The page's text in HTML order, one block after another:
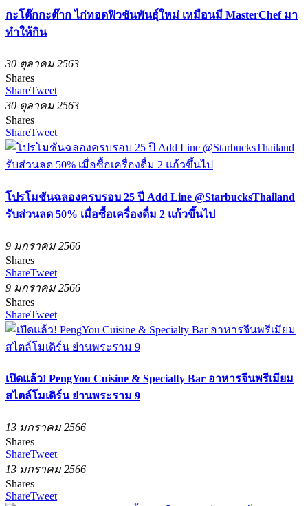
กะโต๊กกะต๊าก ไก่ทอดฟิวชันพันธุ์ใหม่ เหมือนมี MasterChef มา
ทำให้กิน
30 ตุลาคม 2563
Shares
ShareTweet
30 ตุลาคม 2563
Shares
ShareTweet
โปรโมชันฉลองครบรอบ 25 ปี Add Line @StarbucksThailand
รับส่วนลด 50% เมื่อซื้อเครื่องดื่ม 2 แก้วขึ้นไป
9 มกราคม 2566
Shares
ShareTweet
9 มกราคม 2566
Shares
ShareTweet
เปิดแล้ว! PengYou Cuisine & Specialty Bar อาหารจีนพรีเมียม
สไตล์โมเดิร์น ย่านพระราม 9
13 มกราคม 2566
Shares
ShareTweet
13 มกราคม 2566
Shares
ShareTweet